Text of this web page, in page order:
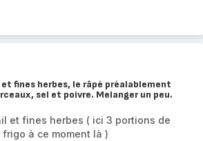
fines herbes, le râpé préalablement
sel et poivre. Melanger un peu.
et fines herbes ( ici 3 portions de
frigo à ce moment là )